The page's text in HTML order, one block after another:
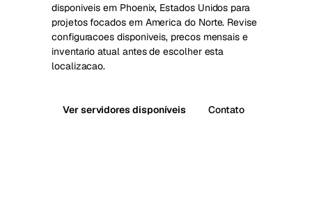
disponiveis em Phoenix, Estados Unidos para
projetos focados em America do Norte. Revise
configuracoes disponiveis, precos mensais e
inventario atual antes de escolher esta
localizacao.
Ver servidores disponíveis Contato